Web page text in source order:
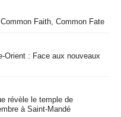
Faith, Common Fate
Orient : Face aux nouveaux
révèle le temple de
à Saint-Mandé